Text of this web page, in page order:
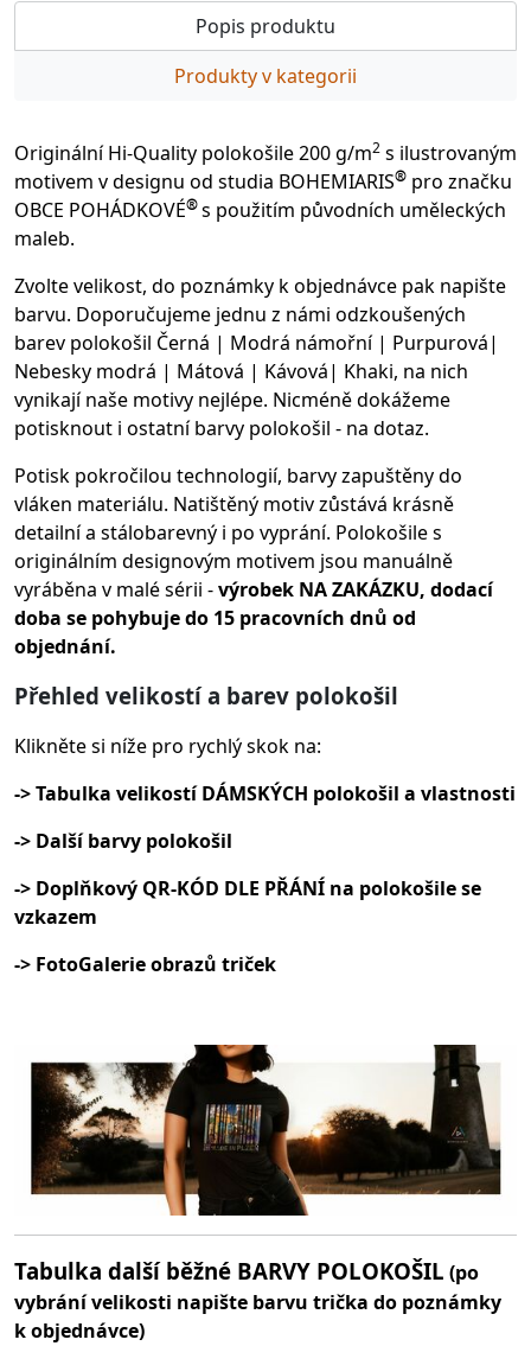
Popis produktu
Produkty v kategorii
Originální Hi-Quality polokošile 200 g/m2 s ilustrovaným
motivem v designu od studia BOHEMIARIS® pro značku
OBCE POHÁDKOVÉ®s použitím původních uměleckých
maleb.
Zvolte velikost, do poznámky k objednávce pak napište
barvu. Doporučujeme jednu z námi odzkoušených
barev polokošil Černá | Modrá námořní | Purpurová|
Nebesky modrá | Mátová | Kávová| Khaki, na nich
vynikají naše motivy nejlépe. Nicméně dokážeme
potisknout i ostatní barvy polokošil - na dotaz.
Potisk pokročilou technologií, barvy zapuštěny do
vláken materiálu. Natištěný motiv zůstává krásně
detailní a stálobarevný i po vyprání. Polokošile s
originálním designovým motivem jsou manuálně
vyráběna v malé sérii -výrobek NA ZAKÁZKU, dodací
doba se pohybuje do 15 pracovních dnů od
objednání.
Přehled velikostí a barev polokošil
Klikněte si níže pro rychlý skok na:
-> Tabulka velikostí DÁMSKÝCH polokošil a vlastnosti
-> Další barvy polokošil
-> Doplňkový QR-KÓD DLE PŘÁNÍ na polokošile se
vzkazem
-> FotoGalerie obrazů triček
Tabulka další běžné BARVY POLOKOŠIL (po
vybrání velikosti napište barvu trička do poznámky
k objednávce)